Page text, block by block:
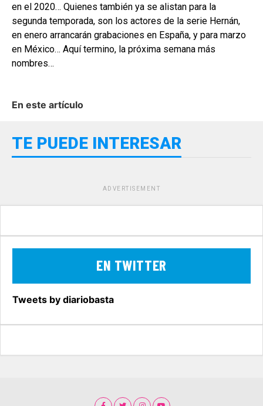
en el 2020… Quienes también ya se alistan para la
segunda temporada, son los actores de la serie Hernán,
en enero arrancarán grabaciones en España, y para marzo
en México… Aquí termino, la próxima semana más
nombres…
En este artículo
TE PUEDE INTERESAR
ADVERTISEMENT
EN TWITTER
Tweets by diariobasta